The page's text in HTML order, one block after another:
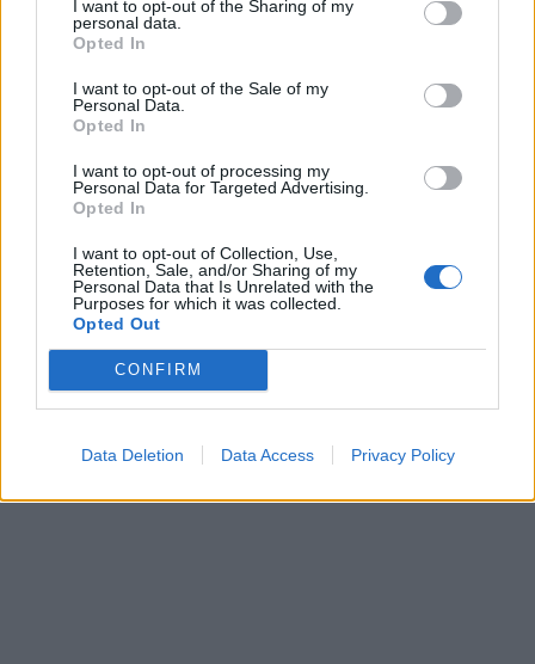
I want to opt-out of the Sharing of my
personal data.
Opted In
I want to opt-out of the Sale of my
Personal Data.
Opted In
I want to opt-out of processing my
Personal Data for Targeted Advertising.
Opted In
I want to opt-out of Collection, Use,
Retention, Sale, and/or Sharing of my
Personal Data that Is Unrelated with the
Purposes for which it was collected.
Opted Out
CONFIRM
Data Deletion Data Access Privacy Policy
In evidenza